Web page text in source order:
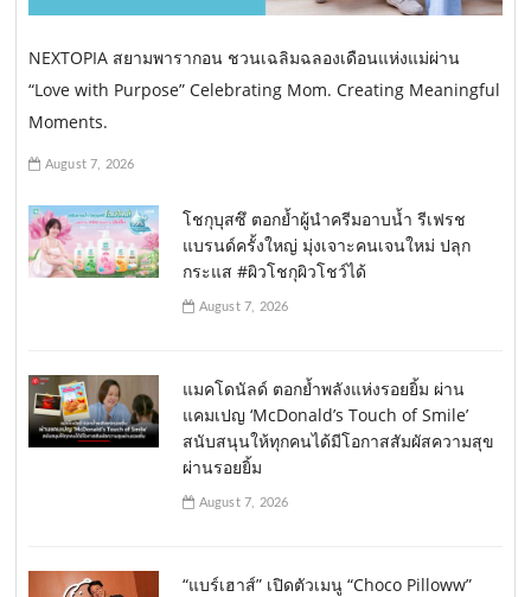
NEXTOPIA สยามพารากอน ชวนเฉลิมฉลองเดือนแห่งแม่ผ่าน
“Love with Purpose” Celebrating Mom. Creating Meaningful
Moments.
August 7, 2026
โชกุบุสซึ ตอกย้ำผู้นำครีมอาบน้ำ รีเฟรช
แบรนด์ครั้งใหญ่ มุ่งเจาะคนเจนใหม่ ปลุก
กระแส #ผิวโชกุผิวโชว์ได้
August 7, 2026
แมคโดนัลด์ ตอกย้ำพลังแห่งรอยยิ้ม ผ่าน
แคมเปญ ‘McDonald’s Touch of Smile’
สนับสนุนให้ทุกคนได้มีโอกาสสัมผัสความสุข
ผ่านรอยยิ้ม
August 7, 2026
“แบร์เฮาส์” เปิดตัวเมนู “Choco Pilloww”